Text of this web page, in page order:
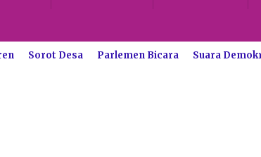
Sorot Desa Parlemen Bicara Suara